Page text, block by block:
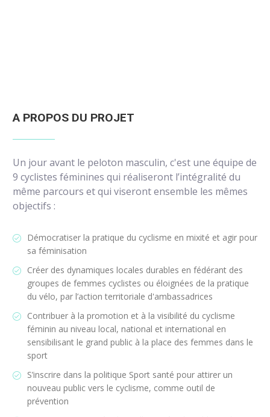
A PROPOS DU PROJET
Un jour avant le peloton masculin, c'est une équipe de
9 cyclistes féminines qui réaliseront l’intégralité du
même parcours et qui viseront ensemble les mêmes
objectifs :
Démocratiser la pratique du cyclisme en mixité et agir pour
sa féminisation
Créer des dynamiques locales durables en fédérant des
groupes de femmes cyclistes ou éloignées de la pratique
du vélo, par l’action territoriale d'ambassadrices
Contribuer à la promotion et à la visibilité du cyclisme
féminin au niveau local, national et international en
sensibilisant le grand public à la place des femmes dans le
sport
S’inscrire dans la politique Sport santé pour attirer un
nouveau public vers le cyclisme, comme outil de
prévention